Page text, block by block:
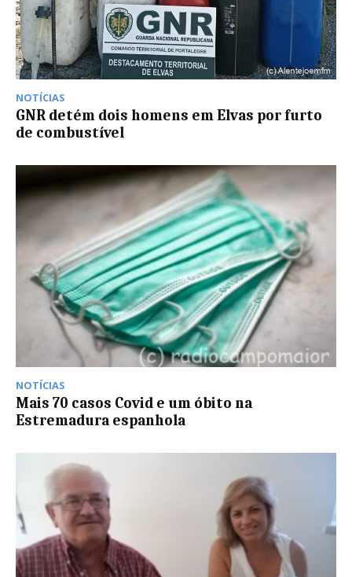
NOTÍCIAS
GNR detém dois homens em Elvas por furto
de combustível
NOTÍCIAS
Mais 70 casos Covid e um óbito na
Estremadura espanhola